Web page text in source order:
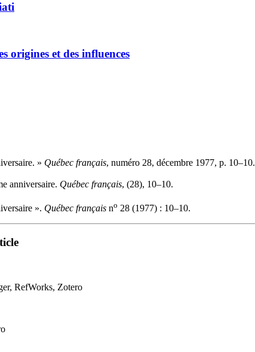
origines et des influences
» Québec français, numéro 28, décembre 1977, p. 10–10.
anniversaire. Québec français, (28), 10–10.
». Québec français no 28 (1977) : 10–10.
RefWorks, Zotero